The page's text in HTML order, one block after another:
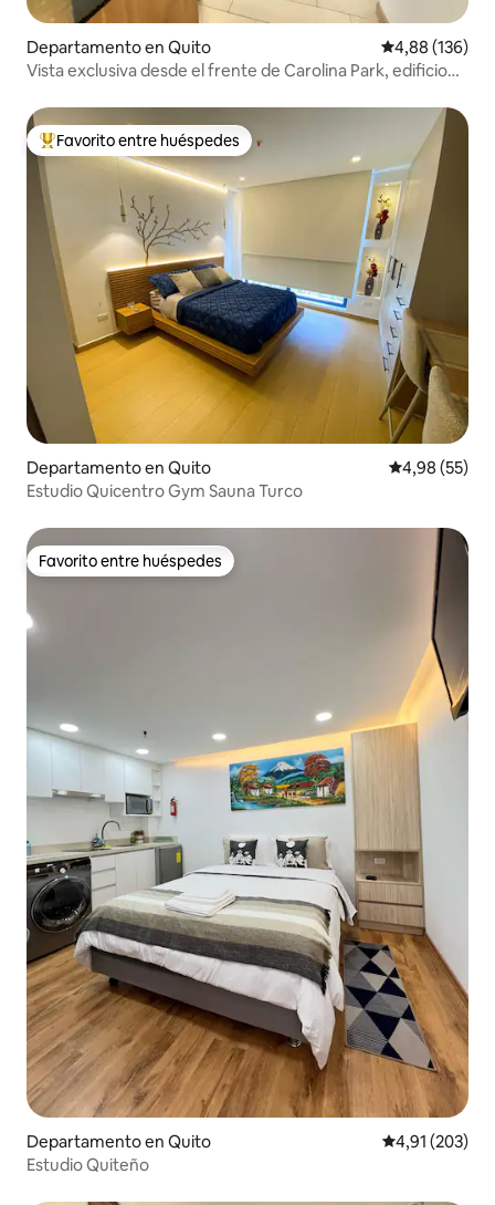
Departamento en Quito Calificación
4,88 (136)
Vista exclusiva desde el frente de Carolina Park, edificio
Favorito entre los huéspedes más destacados
Favorito entre huéspedes
Departamento en Quito Calificación
4,98 (55)
Estudio Quicentro Gym Sauna Turco
Favorito entre huéspedes
Favorito entre huéspedes
Departamento en Quito Calificación
4,91 (203)
Estudio Quiteño